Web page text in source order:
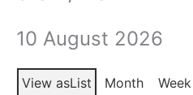
10 August 2026
View asList Month Week